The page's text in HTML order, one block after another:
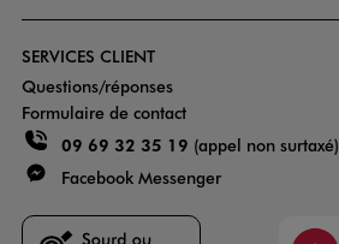
SERVICES CLIENT
Questions/réponses
Formulaire de contact
09 69 32 35 19 (appel non surtaxé)
Facebook Messenger
Faciliti